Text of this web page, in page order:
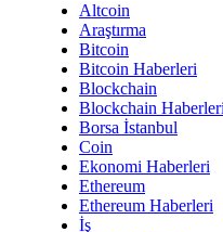
Altcoin
Araştırma
Bitcoin
Bitcoin Haberleri
Blockchain
Blockchain
Borsa İstanbul
Coin
Ekonomi Haberleri
Ethereum
Ethereum Haberleri
İş